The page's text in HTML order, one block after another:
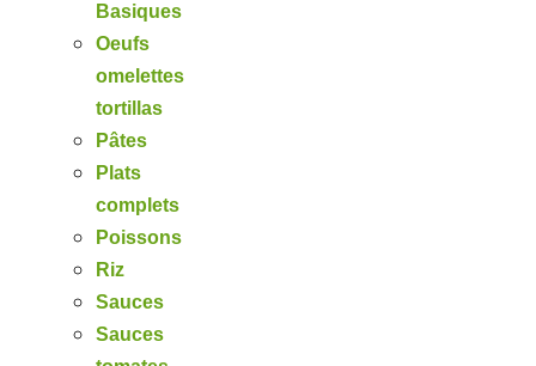
Basiques
Oeufs
omelettes
tortillas
Pâtes
Plats
complets
Poissons
Riz
Sauces
Sauces